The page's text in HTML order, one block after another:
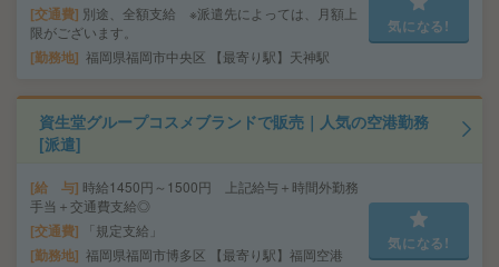
交通費 別途、全額支給 ※派遣先によっては、月額上
限がございます。
勤務地 福岡県福岡市中央区 【最寄り駅】天神駅
気になる!
資生堂グループコスメブランドで販売｜人気の空港勤務
[派遣]
給 与 時給1450円～1500円 上記給与＋時間外勤務
手当＋交通費支給◎
交通費 「規定支給」
勤務地 福岡県福岡市博多区 【最寄り駅】福岡空港
気になる!